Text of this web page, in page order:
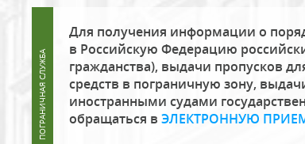
Для получения информации о
в Российскую Федерацию
гражданства), выдачи пропусков
средств в пограничную зону,
иностранными судами
обращаться в ЭЛЕКТРОННУЮ